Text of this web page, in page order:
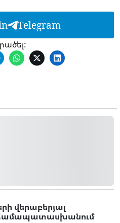
Telegram
վերաբերյալ
համապատասխանում